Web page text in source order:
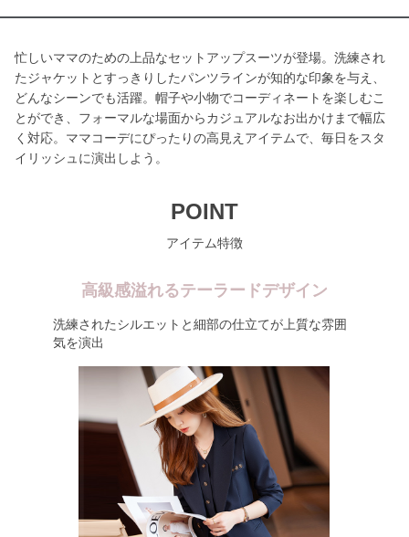
忙しいママのための上品なセットアップスーツが登場。洗練され
たジャケットとすっきりしたパンツラインが知的な印象を与え、
どんなシーンでも活躍。帽子や小物でコーディネートを楽しむこ
とができ、フォーマルな場面からカジュアルなお出かけまで幅広
く対応。ママコーデにぴったりの高見えアイテムで、毎日をスタ
イリッシュに演出しよう。
POINT
アイテム特徴
高級感溢れるテーラードデザイン
洗練されたシルエットと細部の仕立てが上質な雰囲
気を演出